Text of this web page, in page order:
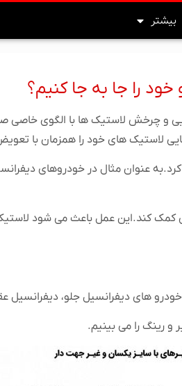
بیشتر
را جا به جا کنیم؟
و چرخش لاستیک ها با الگوی خاصی
عنوان مثال در خودروهای
کند.این عمل باعث می شود
های دیفرانسیل جلو، دیفرانسیل
رینگ را می بینیم.